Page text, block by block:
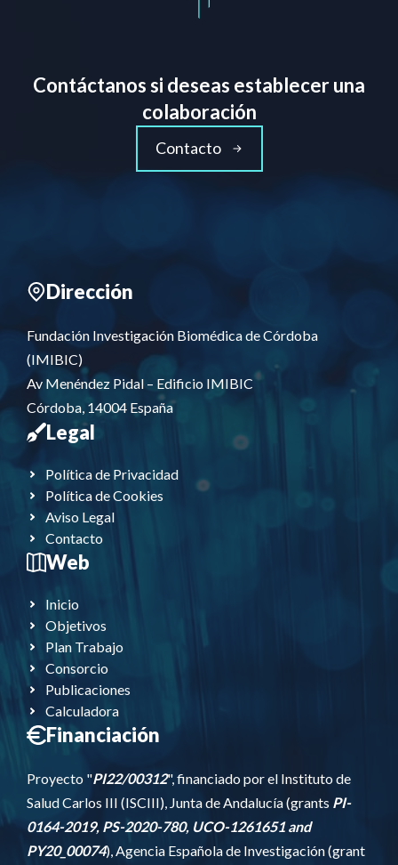
Contáctanos si deseas establecer una
colaboración
Contacto
Dirección
Fundación Investigación Biomédica de Córdoba
(IMIBIC)
Av Menéndez Pidal – Edificio IMIBIC
Córdoba, 14004 España
Legal
Política de Privacidad
Política de Cookies
Aviso Legal
Contacto
Web
Inicio
Objetivos
Plan Trabajo
Consorcio
Publicaciones
Calculadora
Financiación
Proyecto "PI22/00312", financiado por el Instituto de
Salud Carlos III (ISCIII), Junta de Andalucía (grants PI-
0164-2019, PS-2020-780, UCO-1261651 and
PY20_00074), Agencia Española de Investigación(grant